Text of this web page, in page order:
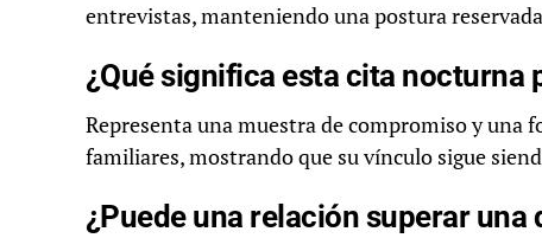
entrevistas, manteniendo una postura
¿Qué significa esta cita nocturna
Representa una muestra de compromiso y una
familiares, mostrando que su vínculo sigue
¿Puede una relación superar